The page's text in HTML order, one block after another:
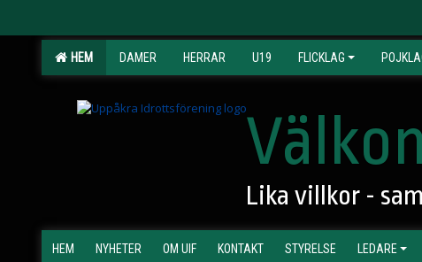
HEM DAMER HERRAR U19 FLICKLAG
Lika villkor -
HEM NYHETER OM UIF KONTAKT STYRELSE LEDARE